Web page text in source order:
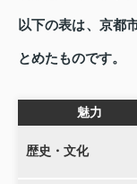
以下の表は、京都
とめたものです。
魅力
歴史・文化